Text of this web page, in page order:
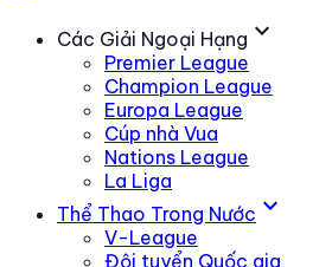
Các Giải Ngoại Hạng expand_more
Premier League
Champion League
Europa League
Cúp nhà Vua
Nations League
La Liga
Thể Thao Trong Nước expand_more
V-League
Đội tuyển Quốc gia